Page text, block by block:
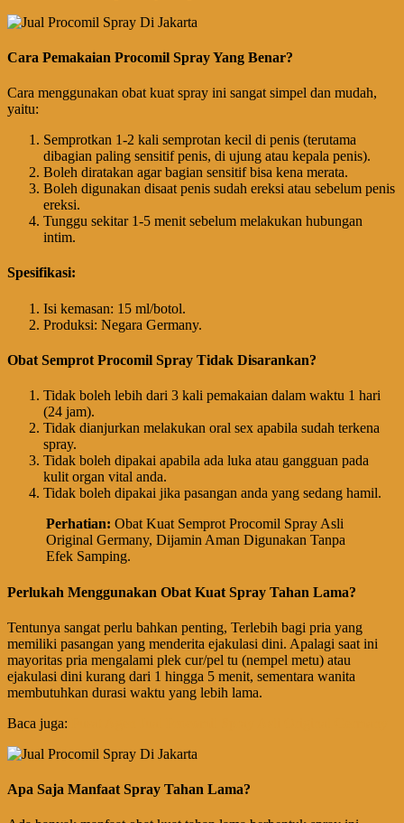
Cara Pemakaian Procomil Spray Yang Benar?
Cara menggunakan obat kuat spray ini sangat simpel dan mudah,
yaitu:
Semprotkan 1-2 kali semprotan kecil di penis (terutama
dibagian paling sensitif penis, di ujung atau kepala penis).
Boleh diratakan agar bagian sensitif bisa kena merata.
Boleh digunakan disaat penis sudah ereksi atau sebelum penis
ereksi.
Tunggu sekitar 1-5 menit sebelum melakukan hubungan
intim.
Spesifikasi:
Isi kemasan: 15 ml/botol.
Produksi: Negara Germany.
Obat Semprot Procomil Spray Tidak Disarankan?
Tidak boleh lebih dari 3 kali pemakaian dalam waktu 1 hari
(24 jam).
Tidak dianjurkan melakukan oral sex apabila sudah terkena
spray.
Tidak boleh dipakai apabila ada luka atau gangguan pada
kulit organ vital anda.
Tidak boleh dipakai jika pasangan anda yang sedang hamil.
Perhatian: Obat Kuat Semprot Procomil Spray Asli
Original Germany, Dijamin Aman Digunakan Tanpa
Efek Samping.
Perlukah Menggunakan Obat Kuat Spray Tahan Lama?
Tentunya sangat perlu bahkan penting, Terlebih bagi pria yang
memiliki pasangan yang menderita ejakulasi dini. Apalagi saat ini
mayoritas pria mengalami plek cur/pel tu (nempel metu) atau
ejakulasi dini kurang dari 1 hingga 5 menit, sementara wanita
membutuhkan durasi waktu yang lebih lama.
Baca juga:
Apa Saja Manfaat Spray Tahan Lama?